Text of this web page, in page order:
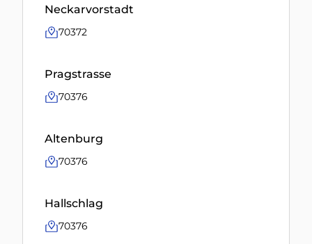
Neckarvorstadt
70372
Pragstrasse
70376
Altenburg
70376
Hallschlag
70376